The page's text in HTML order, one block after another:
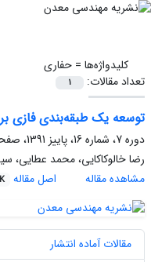
کلیدواژه‌ها =حفاری
تعداد مقالات:
1
توسعه یک طبقه‌بندی فازی
دوره 7، شماره 16، پاییز 1391، صفحه
رضا خالوکاکایی، محمد عطایی،
مشاهده مقاله
اصل مقاله
مقالات آماده انتشار